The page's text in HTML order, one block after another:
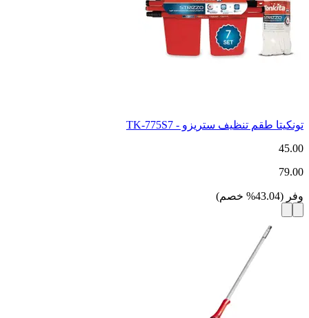
تونكيتا طقم تنظيف ستريزو - TK-775S7
45.00
79.00
وفر (
43.04
% خصم)